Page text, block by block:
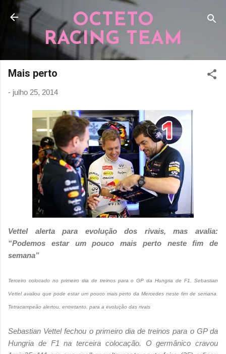
Pular para o conteúdo principal
OCTETO
RACING TEAM
Mais perto
- julho 25, 2014
Vettel alerta para evolução dos rivais, mas avalia:
“Podemos estar um pouco mais perto neste fim de
semana”
Terceiro colocado no primeiro dia de treinos para o GP da Hungria de F1, Sebastian
Vettel avaliou que pode estar um pouco mais perto da Mercedes neste fim de semana.
Tetracampeão alertou, entretanto, para a evolução das rivais
Sebastian Vettel fechou o primeiro dia de treinos para o GP da
Hungria de F1 na terceira colocação. O germânico cravou